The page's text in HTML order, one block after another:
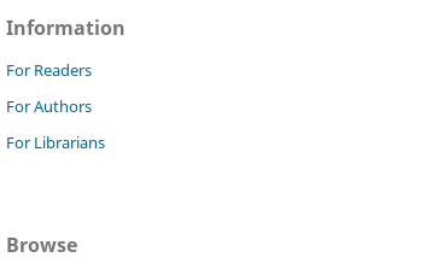
Information
For Readers
For Authors
For Librarians
Browse